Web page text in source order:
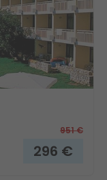
951€
296 €